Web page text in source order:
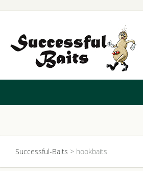
Successful-Baits > hookbaits